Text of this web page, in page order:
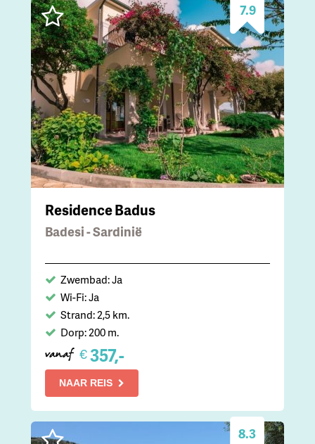
7.9
Residence Badus
Badesi - Sardinië
Zwembad: Ja
Wi-Fi: Ja
Strand: 2,5 km.
Dorp: 200 m.
vanaf €357,-
NAAR REIS
8.3